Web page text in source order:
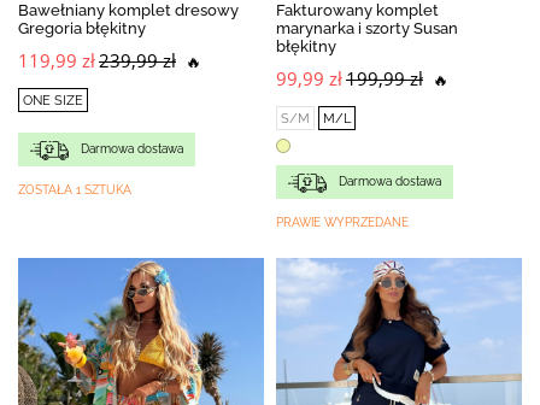
Bawełniany komplet dresowy
Gregoria błękitny
119,99 zł239,99 zł 🔥
ONE SIZE
Darmowa dostawa
ZOSTAŁA 1 SZTUKA
Fakturowany komplet
marynarka i szorty Susan
błękitny
99,99 zł199,99 zł 🔥
S/M M/L
Darmowa dostawa
PRAWIE WYPRZEDANE